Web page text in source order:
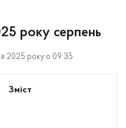
року серпень
2025 року о 09:35
Зміст